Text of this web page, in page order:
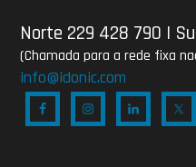
Norte 229 428 790 |
(Chamada para a rede fixa
info@idonic.com